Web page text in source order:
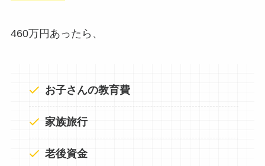
460万円あったら、
お子さんの教育費
家族旅行
老後資金